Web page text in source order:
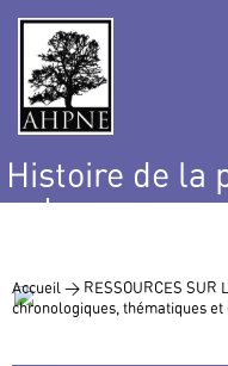
Histoire de la
nature
Accueil > RESSOURCES SUR
chronologiques, thématiques